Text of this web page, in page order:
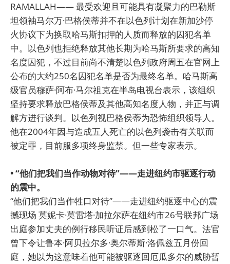
RAMALLAH—— 最受欢迎且可能具有凝聚力的巴勒斯
坦领袖马尔万·巴格侯蒂并不在以色列计划在新加沙停
火协议下为换取哈马斯扣押的人质而释放的囚犯名单
中。以色列也拒绝释放其他长期为哈马斯所要求的高知
名度囚犯，不过目前尚不清楚以色列政府周五在官网上
公布的大约250名囚犯名单是否为最终名单。哈马斯高
级官员穆萨·阿布·马尔祖克在半岛电视台表示，该组织
坚持要求释放巴格侯蒂及其他高知名度人物，并正与调
解方进行谈判。以色列视巴格侯蒂为恐怖组织领导人。
他在2004年因与造成五人死亡的以色列袭击有关联而
被定罪，目前服多项终身监禁。但一些专家表示。
• “他们把我们当作动物对待”——走进纽约市驱逐行动
的震中。
“他们把我们当作牲口对待”——走进纽约驱逐中心的震
撼现场 莫妮卡·莫雷塔·加拉尔萨在纽约市26号联邦广场
出庭参加丈夫的例行移民听证后感到松了一口气。法官
曾下令让鲁本·阿贝拉尔多·奥尔蒂斯·洛佩兹五月份回
庭，她以为这意味着他可能被驱逐回厄瓜多尔的威胁暂